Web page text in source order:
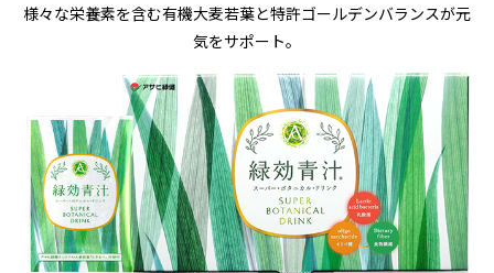
2026.04.26
青汁を使ったおいしいレシピ『アスパラベー
コンの洋風焼うどん』を追加しました。
青汁を使ったおいしいレシピ『豚肉と新玉ね
ぎのピリ辛南蛮』を追加しました。
2026.02.26
青汁を使ったおいしいレシピ『キャベツのぷ
るぷる水餃子』を追加しました。
様々な栄養素を含む有機大麦若葉と特許ゴールデンバランスが元
気をサポート。